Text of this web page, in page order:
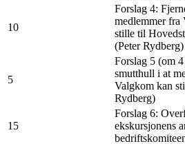
10
Forslag 4:
medlemmer fra
stille til
(Peter Rydberg)
5
Forslag 5 (om
smutthull i at
Valgkom kan
Rydberg)
15
Forslag 6:
ekskursjonens